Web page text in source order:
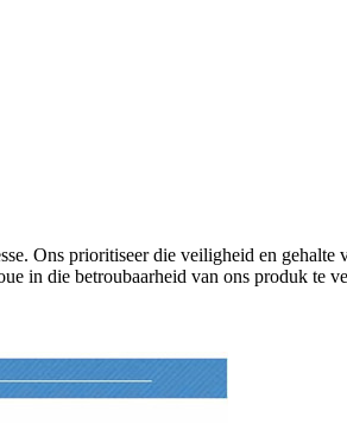
Ons prioritiseer die veiligheid en gehalte
in die betroubaarheid van ons produk te